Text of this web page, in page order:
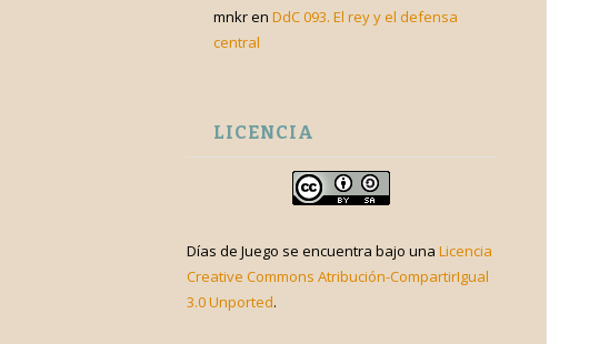
mnkren DdC 093. El rey y el defensa
central
LICENCIA
Días de Juego se encuentra bajo una Licencia
Creative Commons Atribución-CompartirIgual
3.0 Unported.